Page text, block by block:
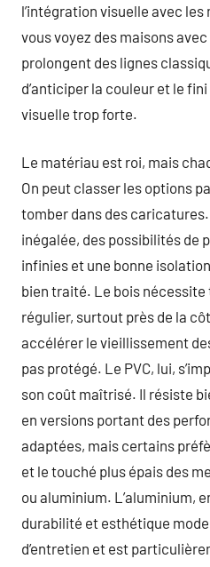
l’intégration visuelle avec
vous voyez des maisons
prolongent des lignes
d’anticiper la couleur et le
visuelle trop forte.
Le matériau est roi, mais
On peut classer les options
tomber dans des
inégalée, des possibilités de
infinies et une bonne
bien traité. Le bois
régulier, surtout près de la
accélérer le vieillissement
pas protégé. Le PVC, lui,
son coût maîtrisé. Il résiste
en versions portant des
adaptées, mais certains
et le touché plus épais des
ou aluminium. L’aluminium,
durabilité et esthétique
d’entretien et est